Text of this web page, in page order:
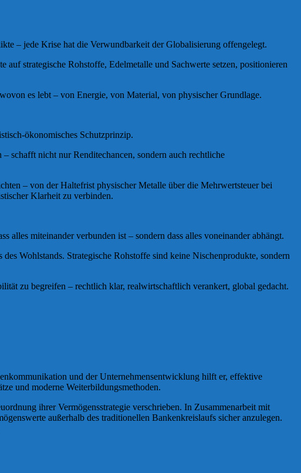
– jede Krise hat die Verwundbarkeit der Globalisierung offengelegt.
strategische Rohstoffe, Edelmetalle und Sachwerte setzen, positionieren
es lebt – von Energie, von Material, von physischer Grundlage.
ökonomisches Schutzprinzip.
schafft nicht nur Renditechancen, sondern auch rechtliche
– von der Haltefrist physischer Metalle über die Mehrwertsteuer bei
Klarheit zu verbinden.
miteinander verbunden ist – sondern dass alles voneinander abhängt.
Wohlstands. Strategische Rohstoffe sind keine Nischenprodukte, sondern
zu begreifen – rechtlich klar, realwirtschaftlich verankert, global gedacht.
und der Unternehmensentwicklung hilft er, effektive
und moderne Weiterbildungsmethoden.
ihrer Vermögensstrategie verschrieben. In Zusammenarbeit mit
außerhalb des traditionellen Bankenkreislaufs sicher anzulegen.